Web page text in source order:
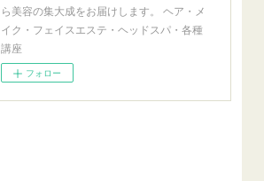
ら美容の集大成をお届けします。 ヘア・メ
イク・フェイスエステ・ヘッドスパ・各種
講座
フォロー